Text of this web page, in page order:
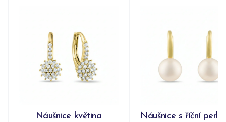
Náušnice květina
Náušnice s říční